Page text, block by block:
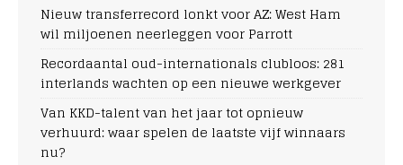
Nieuw transferrecord lonkt voor AZ: West Ham
wil miljoenen neerleggen voor Parrott
Recordaantal oud-internationals clubloos: 281
interlands wachten op een nieuwe werkgever
Van KKD-talent van het jaar tot opnieuw
verhuurd: waar spelen de laatste vijf winnaars
nu?